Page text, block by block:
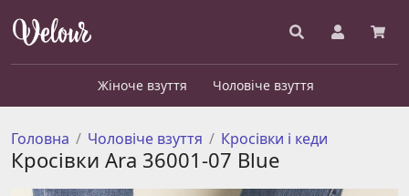
Жіноче взуття Чоловіче взуття
Головна Чоловіче взуття Кросівки і кеди
Кросівки Ara 36001-07 Blue